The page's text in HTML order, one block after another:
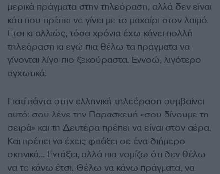
µερικά πράγµατα στην τηλεόραση, αλλά δεν είναι
κάτι που πρέπει να γίνει µε το µαχαίρι στον λαιµό.
Ετσι κι αλλιώς, τόσα χρόνια έχω κάνει πολλή
τηλεόραση κι εγώ πια θέλω τα πράγµατα να
γίνονται λίγο πιο ξεκούραστα. Εννοώ, λιγότερο
αγχωτικά.
Γιατί πάντα στην ελληνική τηλεόραση συµβαίνει
αυτό: σου λένε την Παρασκευή «σου δίνουµε τη
σειρά» και τη ∆ευτέρα πρέπει να είναι στον αέρα.
Και πρέπει να έχεις φτιάξει σε ένα διήµερο
σκηνικά… Εντάξει, αλλά πια νοµίζω ότι δεν θέλω
να το κάνω έτσι. Θέλω να κάνω πράγµατα, να